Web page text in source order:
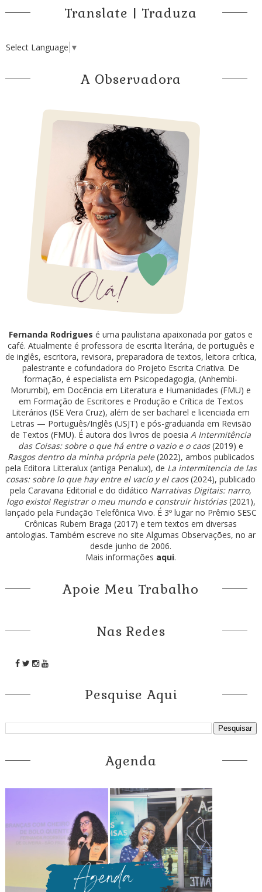
Translate | Traduza
Select Language ▼
A Observadora
Fernanda Rodrigues é uma paulistana apaixonada por gatos e
café. Atualmente é professora de escrita literária, de português e
de inglês, escritora, revisora, preparadora de textos, leitora crítica,
palestrante e cofundadora do Projeto Escrita Criativa. De
formação, é especialista em Psicopedagogia, (Anhembi-
Morumbi), em Docência em Literatura e Humanidades (FMU) e
em Formação de Escritores e Produção e Crítica de Textos
Literários (ISE Vera Cruz), além de ser bacharel e licenciada em
Letras — Português/Inglês (USJT) e pós-graduanda em Revisão
de Textos (FMU). É autora dos livros de poesia A Intermitência
das Coisas: sobre o que há entre o vazio e o caos(2019) e
Rasgos dentro da minha própria pele(2022), ambos publicados
pela Editora Litteralux (antiga Penalux), de La intermitencia de las
cosas: sobre lo que hay entre el vacío y el caos(2024), publicado
pela Caravana Editorial e do didático Narrativas Digitais: narro,
logo existo! Registrar o meu mundo e construir histórias(2021),
lançado pela Fundação Telefônica Vivo. É 3º lugar no Prêmio SESC
Crônicas Rubem Braga (2017) e tem textos em diversas
antologias. Também escreve no site Algumas Observações, no ar
desde junho de 2006.
Mais informações aqui.
Apoie Meu Trabalho
Nas Redes
Pesquise Aqui
Agenda